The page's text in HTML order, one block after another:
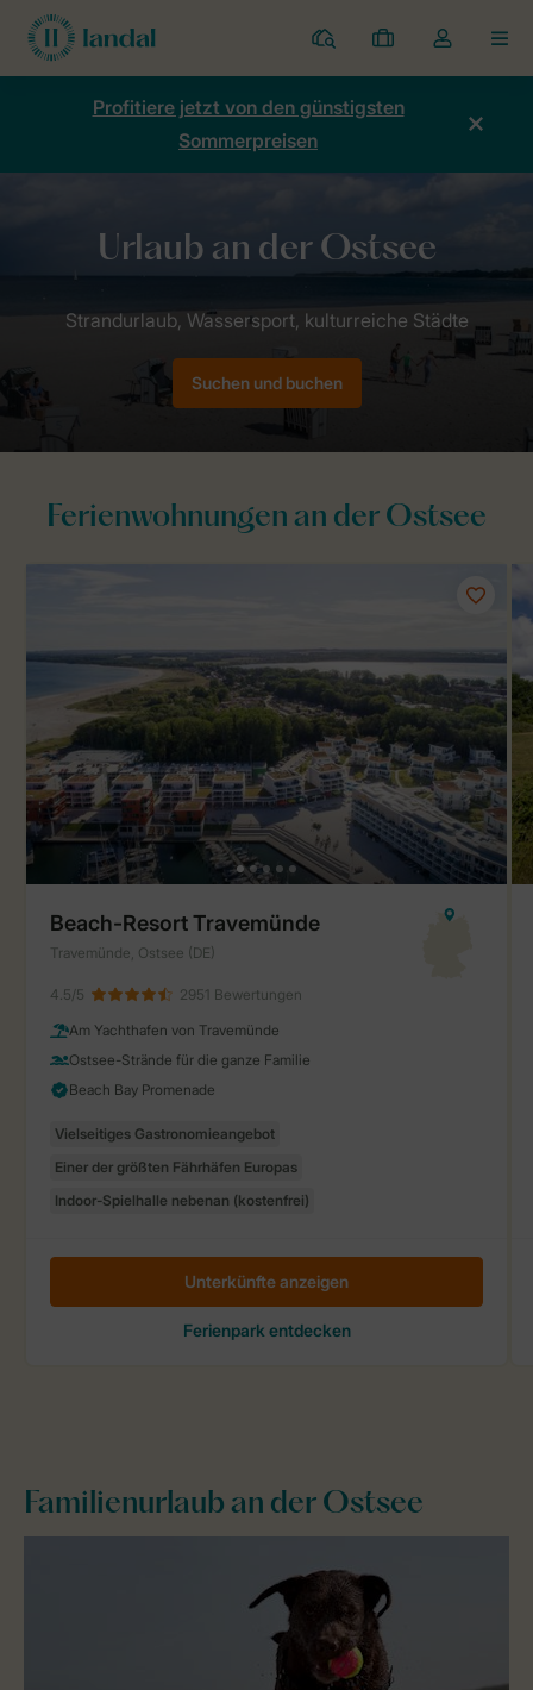
Ferienparks
Meine
Buchungen
Dropdown-
Menü
Kontos
Profitiere jetzt von den günstigsten
Sommerpreisen
Suchen und buchen
Familienurlaub an der Ostsee